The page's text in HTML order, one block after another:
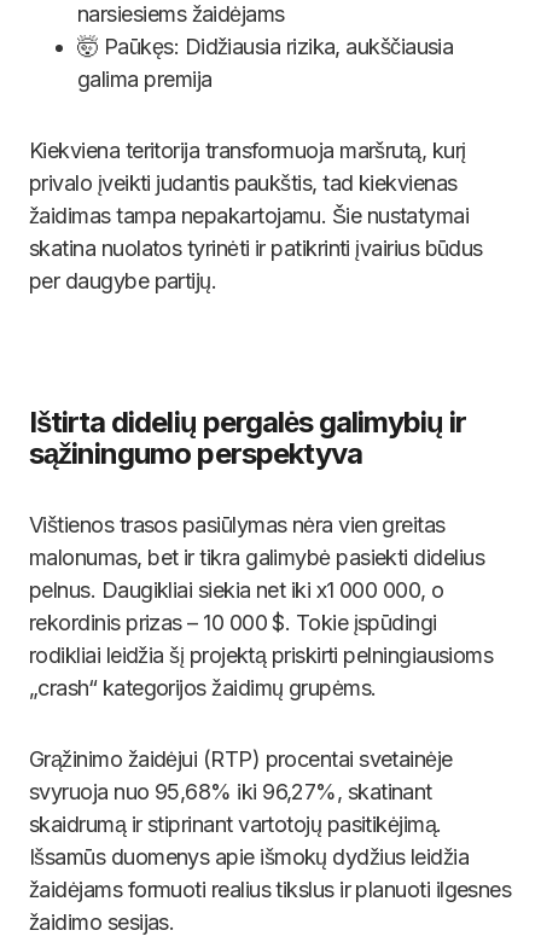
narsiesiems žaidėjams
🤯 Paūkęs: Didžiausia rizika, aukščiausia
galima premija
Kiekviena teritorija transformuoja maršrutą, kurį
privalo įveikti judantis paukštis, tad kiekvienas
žaidimas tampa nepakartojamu. Šie nustatymai
skatina nuolatos tyrinėti ir patikrinti įvairius būdus
per daugybe partijų.
Ištirta didelių pergalės galimybių ir
sąžiningumo perspektyva
Vištienos trasos pasiūlymas nėra vien greitas
malonumas, bet ir tikra galimybė pasiekti didelius
pelnus. Daugikliai siekia net iki x1 000 000, o
rekordinis prizas – 10 000 $. Tokie įspūdingi
rodikliai leidžia šį projektą priskirti pelningiausioms
„crash“ kategorijos žaidimų grupėms.
Grąžinimo žaidėjui (RTP) procentai svetainėje
svyruoja nuo 95,68% iki 96,27%, skatinant
skaidrumą ir stiprinant vartotojų pasitikėjimą.
Išsamūs duomenys apie išmokų dydžius leidžia
žaidėjams formuoti realius tikslus ir planuoti ilgesnes
žaidimo sesijas.